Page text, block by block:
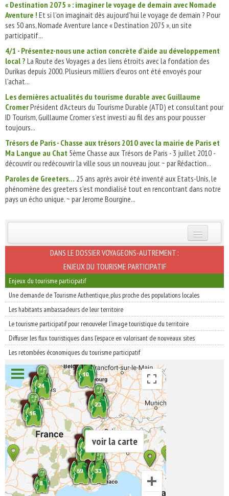
« Destination 2075 » : imaginer le voyage de demain avec Nomade
Aventure ! Et si l’on imaginait dès aujourd’hui le voyage de demain ? Pour
ses 50 ans, Nomade Aventure lance « Destination 2075 », un site
participatif...
4/1 - Présentez-nous une action concrète d'aide au développement
local ? La Route des Voyages a des liens étroits avec la fondation des
Durikas depuis 2000. Plusieurs milliers d'euros ont été envoyés pour
l'achat...
Les dernières actualités du tourisme durable avec Guillaume
CromerPrésident d’Acteurs du Tourisme Durable (ATD) et consultant pour
ID Tourism, Guillaume Cromer s’est investi au fil des ans pour pousser
toujours...
Trésors de Paris - Chasse aux trésors 2010 avec la mairie de Paris et
Ma Langue au Chat 5ème Chasse aux Trésors de Paris - 3 juillet 2010 -
découvrir ou redécouvrir la ville sous un nouveau jour. ~ par Rédaction...
Paroles de Greeters… 25 ans après avoir été inventé aux Etats-Unis, le
phénomène des greeters s’est mondialisé tout en rencontrant dans notre
pays un écho unique. ~ par Jerome Bourgine...
INSCRIVEZ-VOUS | ABONNEZ-VOUS
DANS LE DOSSIER VOYAGEONS-AUTREMENT :
ENJEUX DU TOURISME PARTICIPATIF
Enjeux du tourisme participatif
Une demande de Tourisme Authentique, plus proche des populations locales
Les habitants ambassadeurs de leur territoire
Le tourisme participatif pour renouveler l'image touristique du territoire
Diffuser les flux touristiques dans l'espace en valorisant de nouveaux sites
Les retombées économiques du tourisme participatif
voir la carte